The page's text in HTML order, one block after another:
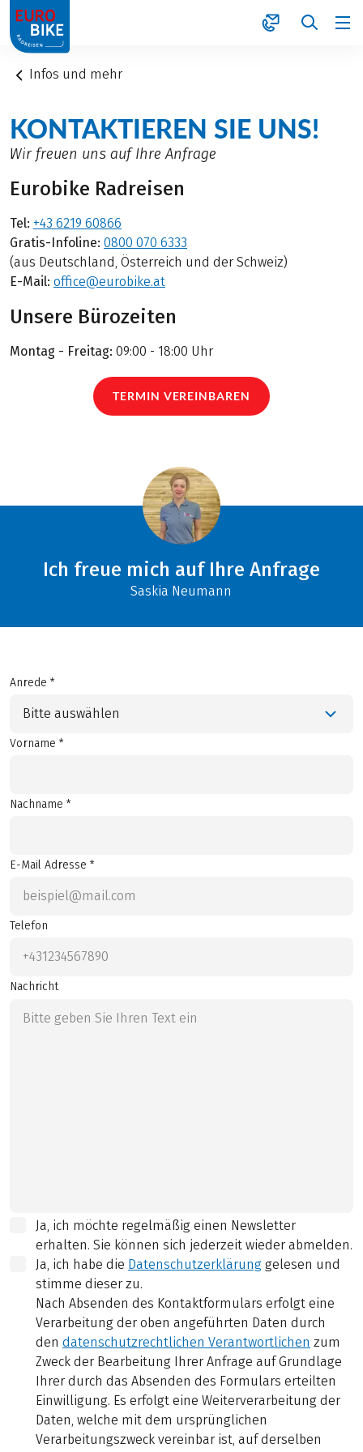
1
Infos und mehr
KONTAKTIEREN SIE UNS!
Wir freuen uns auf Ihre Anfrage
Eurobike Radreisen
Tel: +43 6219 60866
Gratis-Infoline: 0800 070 6333
(aus Deutschland, Österreich und der Schweiz)
E-Mail: office@eurobike.at
Unsere Bürozeiten
Montag - Freitag: 09:00 - 18:00 Uhr
TERMIN VEREINBAREN
Ich freue mich auf Ihre Anfrage
Saskia Neumann
Anrede *
Bitte auswählen
Vorname *
Nachname *
E-Mail Adresse *
Telefon
Nachricht
Ja, ich möchte regelmäßig einen Newsletter
erhalten. Sie können sich jederzeit wieder abmelden.
Ja, ich habe die Datenschutzerklärung gelesen und
stimme dieser zu.
Nach Absenden des Kontaktformulars erfolgt eine
Verarbeitung der oben angeführten Daten durch
den datenschutzrechtlichen Verantwortlichen zum
Zweck der Bearbeitung Ihrer Anfrage auf Grundlage
Ihrer durch das Absenden des Formulars erteilten
Einwilligung. Es erfolgt eine Weiterverarbeitung der
Daten, welche mit dem ursprünglichen
Verarbeitungszweck vereinbar ist, auf derselben